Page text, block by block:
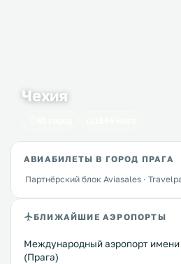
Чехия
АВИАБИЛЕТЫ В ГОРОД ПРАГА
Партнёрский блок Aviasales ·
БЛИЖАЙШИЕ АЭРОПОРТЫ
Международный аэропорт имени
(Прага)